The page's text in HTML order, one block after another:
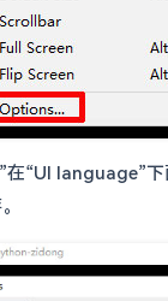
“UI language”下